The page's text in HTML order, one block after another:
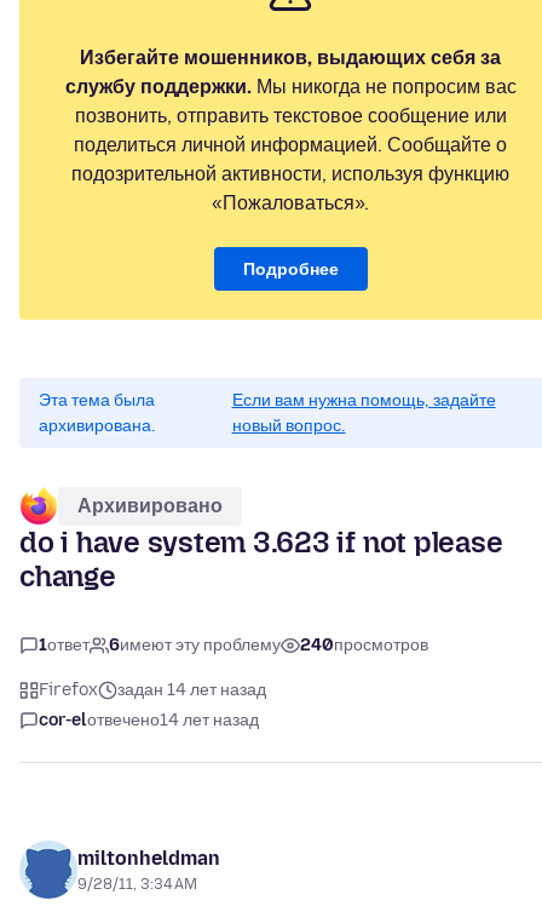
Избегайте мошенников, выдающих себя за
службу поддержки.Мы никогда не попросим вас
позвонить, отправить текстовое сообщение или
поделиться личной информацией. Сообщайте о
подозрительной активности, используя функцию
«Пожаловаться».
Подробнее
Эта тема была
архивирована.
Если вам нужна помощь, задайте
новый вопрос.
Архивировано
do i have system 3.623 if not please
change
1ответ 6имеют эту проблему 240просмотров
Firefox
задан 14 лет назад
cor-elотвечено14 лет назад
miltonheldman
9/28/11, 3:34 AM